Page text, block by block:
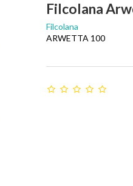
Filcolana
Filcolana
ARWETTA 100